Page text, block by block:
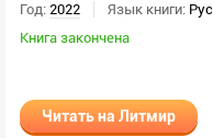
Год: 2022 Язык книги:
Книга закончена
Читать на Литмир